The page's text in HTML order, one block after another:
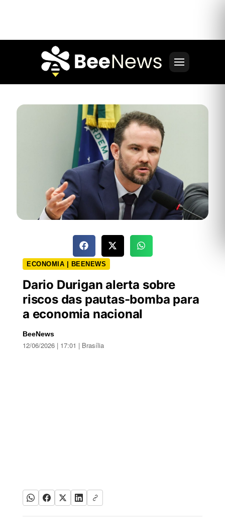
ECONOMIA | BEENEWS
Dario Durigan alerta sobre
riscos das pautas-bomba para
a economia nacional
BeeNews
12/06/2026 | 17:01 | Brasília